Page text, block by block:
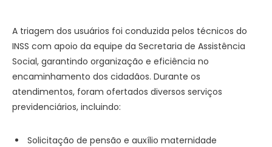
A triagem dos usuários foi conduzida pelos técnicos do
INSS com apoio da equipe da Secretaria de Assistência
Social, garantindo organização e eficiência no
encaminhamento dos cidadãos. Durante os
atendimentos, foram ofertados diversos serviços
previdenciários, incluindo:
Solicitação de pensão e auxílio maternidade